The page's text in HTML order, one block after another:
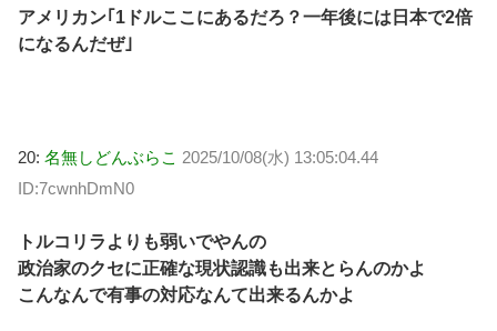
アメリカン｢1ドルここにあるだろ？一年後には日本で2倍
になるんだぜ｣
20: 名無しどんぶらこ 2025/10/08(水) 13:05:04.44
ID:7cwnhDmN0
トルコリラよりも弱いでやんの
政治家のクセに正確な現状認識も出来とらんのかよ
こんなんで有事の対応なんて出来るんかよ